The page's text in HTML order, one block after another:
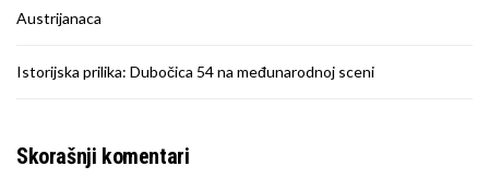
Austrijanaca
Istorijska prilika: Dubočica 54 na međunarodnoj sceni
Skorašnji komentari